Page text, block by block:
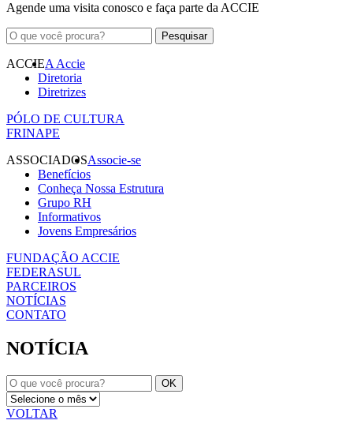
Agende uma visita conosco e faça parte da ACCIE
ACCIEA Accie
Diretoria
Diretrizes
PÓLO DE CULTURA
FRINAPE
ASSOCIADOSAssocie-se
Benefícios
Conheça Nossa Estrutura
Grupo RH
Informativos
Jovens Empresários
FUNDAÇÃO ACCIE
FEDERASUL
PARCEIROS
NOTÍCIAS
CONTATO
NOTÍCIA
VOLTAR